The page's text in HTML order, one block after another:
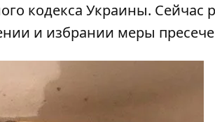
кодекса Украины. Сейчас
и избрании меры